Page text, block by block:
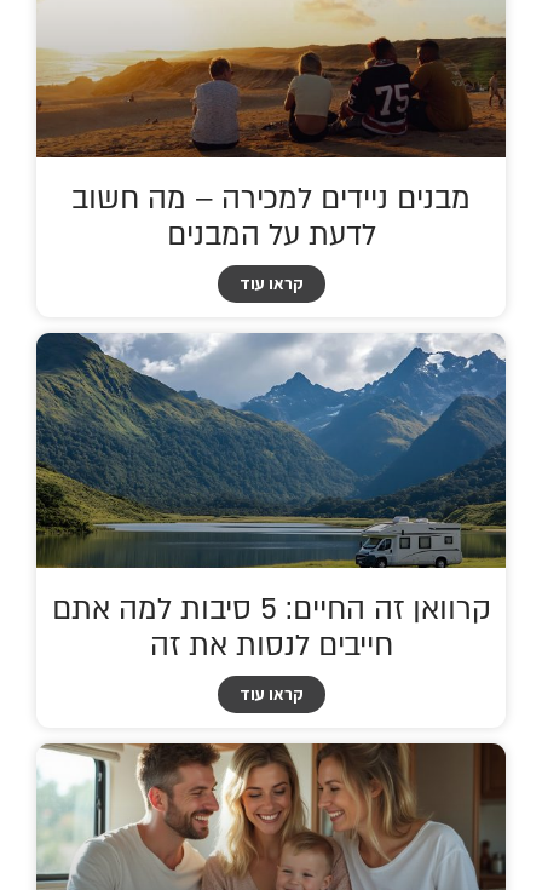
מבנים ניידים למכירה – מה חשוב
לדעת על המבנים
קראו עוד
קרוואן זה החיים: 5 סיבות למה אתם
חייבים לנסות את זה
קראו עוד